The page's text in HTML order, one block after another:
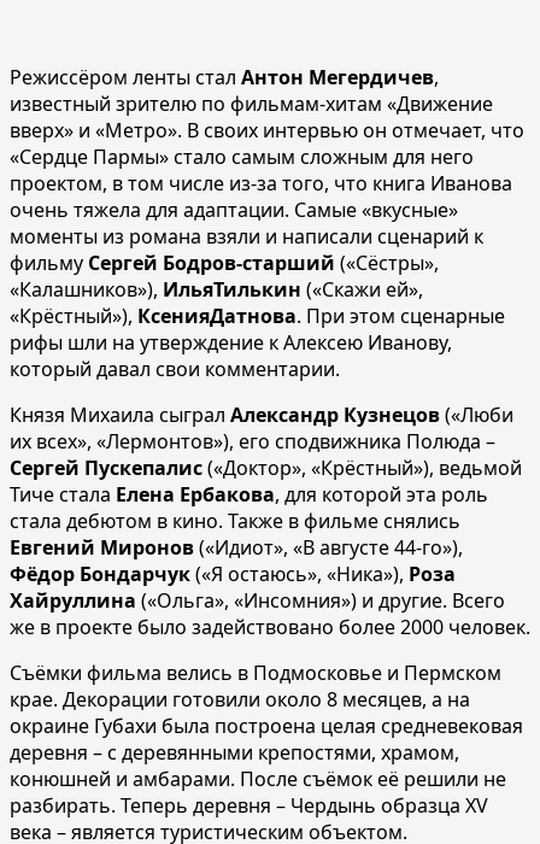
Режиссёром ленты стал Антон Мегердичев,
известный зрителю по фильмам-хитам «Движение
вверх» и «Метро». В своих интервью он отмечает, что
«Сердце Пармы» стало самым сложным для него
проектом, в том числе из-за того, что книга Иванова
очень тяжела для адаптации. Самые «вкусные»
моменты из романа взяли и написали сценарий к
фильму Сергей Бодров-старший («Сёстры»,
«Калашников»), ИльяТилькин («Скажи ей»,
«Крёстный»), КсенияДатнова. При этом сценарные
рифы шли на утверждение к Алексею Иванову,
который давал свои комментарии.
Князя Михаила сыграл Александр Кузнецов(«Люби
их всех», «Лермонтов»), его сподвижника Полюда –
Сергей Пускепалис(«Доктор», «Крёстный»), ведьмой
Тиче стала Елена Ербакова, для которой эта роль
стала дебютом в кино. Также в фильме снялись
Евгений Миронов(«Идиот», «В августе 44-го»),
Фёдор Бондарчук(«Я остаюсь», «Ника»), Роза
Хайруллина («Ольга», «Инсомния») и другие. Всего
же в проекте было задействовано более 2000 человек.
Съёмки фильма велись в Подмосковье и Пермском
крае. Декорации готовили около 8 месяцев, а на
окраине Губахи была построена целая средневековая
деревня – с деревянными крепостями, храмом,
конюшней и амбарами. После съёмок её решили не
разбирать. Теперь деревня – Чердынь образца XV
века – является туристическим объектом.